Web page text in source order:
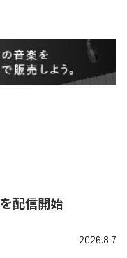
配信開始
2026.8.7